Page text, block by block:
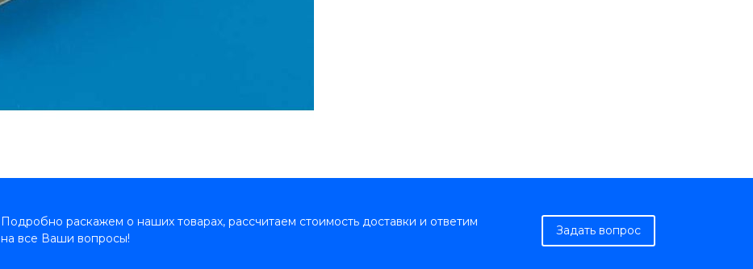
Подробно раскажем о наших товарах, рассчитаем стоимость доставки и ответим
на все Ваши вопросы!
Задать вопрос